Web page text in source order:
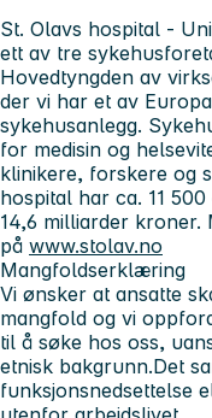
St. Olavs hospital -
ett av tre
Hovedtyngden av
der vi har et av
sykehusanlegg.
for medisin og
klinikere, forskere og
hospital har ca. 11
14,6 milliarder kroner.
på www.stolav.no
Mangfoldserklæring
Vi ønsker at ansatte
mangfold og vi
til å søke hos oss,
etnisk bakgrunn.Det
funksjonsnedsettelse